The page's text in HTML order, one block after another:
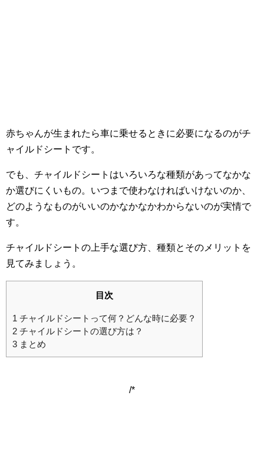
赤ちゃんが生まれたら車に乗せるときに必要になるのがチ
ャイルドシートです。
でも、チャイルドシートはいろいろな種類があってなかな
か選びにくいもの。いつまで使わなければいけないのか、
どのようなものがいいのかなかなかわからないのが実情で
す。
チャイルドシートの上手な選び方、種類とそのメリットを
見てみましょう。
目次
1 チャイルドシートって何？どんな時に必要？
2 チャイルドシートの選び方は？
3 まとめ
/*